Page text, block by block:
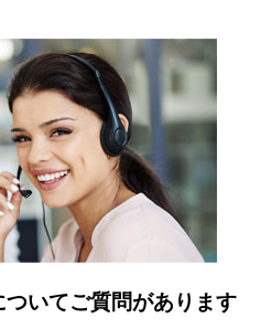
いてご質問があります